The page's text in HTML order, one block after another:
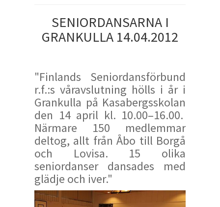
SENIORDANSARNA I
GRANKULLA 14.04.2012
"Finlands Seniordansförbund
r.f.:s våravslutning hölls i år i
Grankulla på Kasabergsskolan
den 14 april kl. 10.00–16.00.
Närmare 150 medlemmar
deltog, allt från Åbo till Borgå
och Lovisa. 15 olika
seniordanser dansades med
glädje och iver."